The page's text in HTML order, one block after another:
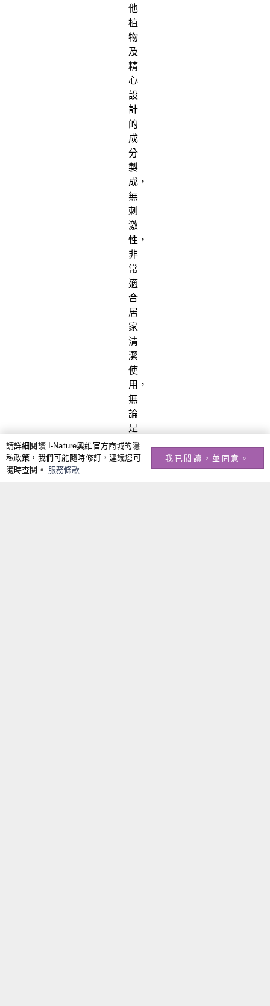
他
植
物
及
精
心
設
計
的
成
分
製
成，
無
刺
激
性，
非
常
適
合
居
家
清
潔
使
用，
無
論
是
清
除
請詳細閱讀 I-Nature奧維官方商城的隱
私政策，我們可能隨時修訂，建議您可
隨時查閱。 服務條款
我已閱讀，並同意。